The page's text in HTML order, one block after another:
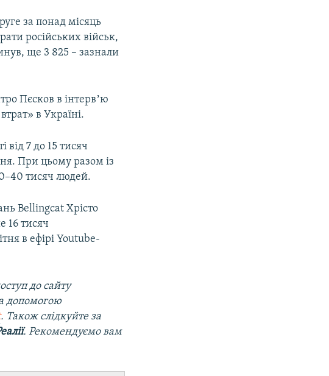
за понад місяць
російських військ,
ще 3 825 – зазнали
Пєсков в інтервʼю
в Україні.
від 7 до 15 тисяч
При цьому разом із
тисяч людей.
Bellingcat Хрісто
16 тисяч
в ефірі Youtube-
до сайту
допомогою
. Також слідкуйте за
. Рекомендуємо вам